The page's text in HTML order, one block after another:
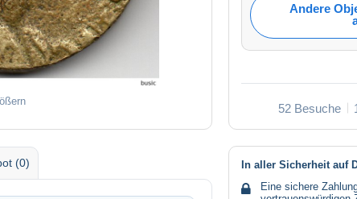
Andere
52 Besuche
(0)
In aller Sicherheit auf
Eine sichere